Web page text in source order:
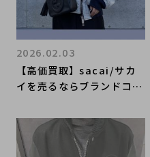
【高価買取】sacai/サカ
イを売るならブランドコレ
レディースアパレルブラン
ド高価買取いたします！
2026.02.03